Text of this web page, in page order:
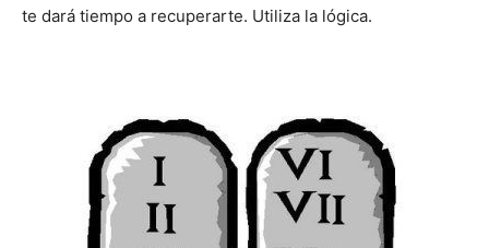
te dará tiempo a recuperarte. Utiliza la lógica.